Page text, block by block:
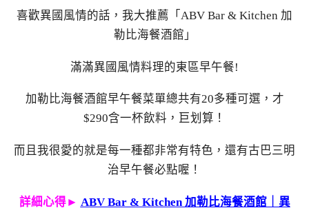
喜歡異國風情的話，我大推薦「ABV Bar & Kitchen 加
勒比海餐酒館」
滿滿異國風情料理的東區早午餐!
加勒比海餐酒館早午餐菜單總共有20多種可選，才
$290含一杯飲料，巨划算！
而且我很愛的就是每一種都非常有特色，還有古巴三明
治早午餐必點喔！
詳細心得► ABV Bar & Kitchen 加勒比海餐酒館｜異